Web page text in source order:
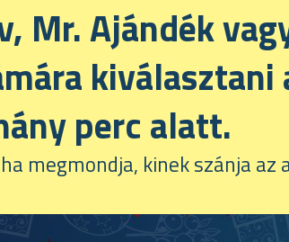
Mr. Ajándék
perc alatt.
megmondja, kinek szánja az